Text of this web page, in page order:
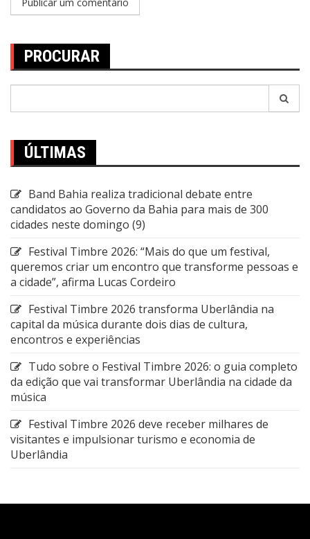
PROCURAR
ÚLTIMAS
Band Bahia realiza tradicional debate entre
candidatos ao Governo da Bahia para mais de 300
cidades neste domingo (9)
Festival Timbre 2026: “Mais do que um festival,
queremos criar um encontro que transforme pessoas e
a cidade”, afirma Lucas Cordeiro
Festival Timbre 2026 transforma Uberlândia na
capital da música durante dois dias de cultura,
encontros e experiências
Tudo sobre o Festival Timbre 2026: o guia completo
da edição que vai transformar Uberlândia na cidade da
música
Festival Timbre 2026 deve receber milhares de
visitantes e impulsionar turismo e economia de
Uberlândia